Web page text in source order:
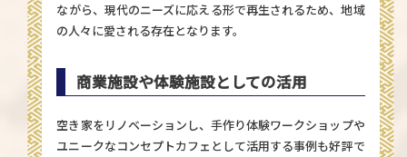
ながら、現代のニーズに応える形で再生されるため、地域
の人々に愛される存在となります。
商業施設や体験施設としての活用
空き家をリノベーションし、手作り体験ワークショップや
ユニークなコンセプトカフェとして活用する事例も好評で